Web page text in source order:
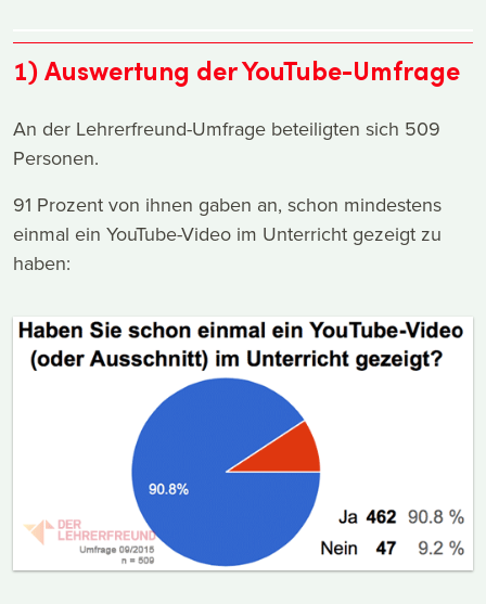
1) Auswertung der YouTube-Umfrage
An der Lehrerfreund-Umfrage beteiligten sich 509
Personen.
91 Prozent von ihnen gaben an, schon mindestens
einmal ein YouTube-Video im Unterricht gezeigt zu
haben: